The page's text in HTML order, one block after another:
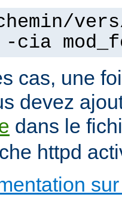
cia
cas, une
devez
dans le
httpd